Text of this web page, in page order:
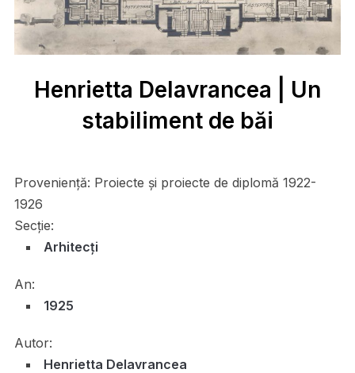
Henrietta Delavrancea | Un
stabiliment de băi
Proveniență: Proiecte și proiecte de diplomă 1922-
1926
Secție:
Arhitecți
An:
1925
Autor:
Henrietta Delavrancea